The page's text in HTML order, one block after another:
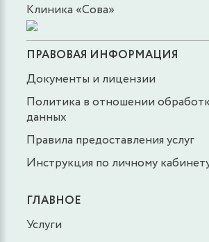
Клиника «Сова»
ПРАВОВАЯ ИНФОРМАЦИЯ
Документы и лицензии
Политика в отношении
данных
Правила предоставления услуг
Инструкция по личному
ГЛАВНОЕ
Услуги